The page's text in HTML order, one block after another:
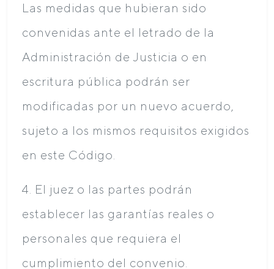
Las medidas que hubieran sido
convenidas ante el letrado de la
Administración de Justicia o en
escritura pública podrán ser
modificadas por un nuevo acuerdo,
sujeto a los mismos requisitos exigidos
en este Código.
4. El juez o las partes podrán
establecer las garantías reales o
personales que requiera el
cumplimiento del convenio.